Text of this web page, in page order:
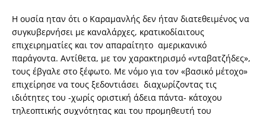
Η ουσία ηταν ότι ο Καραμανλής δεν ήταν διατεθειμένος να
συγκυβερνήσει με καναλάρχες, κρατικοδίαιτους
επιχειρηματίες και τον απαραίτητο αμερικανικό
παράγοντα. Αντίθετα, με τον χαρακτηρισμό «νταβατζήδες»,
τους έβγαλε στο ξέφωτο. Με νόμο για τον «βασικό μέτοχο»
επιχείρησε να τους ξεδοντιάσει διαχωρίζοντας τις
ιδιότητες του -χωρίς οριστική άδεια πάντα- κάτοχου
τηλεοπτικής συχνότητας και του προμηθευτή του